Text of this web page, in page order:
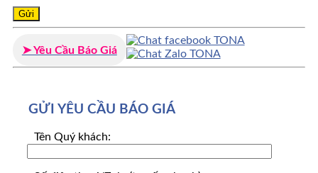
➤ Yêu Cầu Báo Giá
GỬI YÊU CẦU BÁO GIÁ
Tên Quý khách: